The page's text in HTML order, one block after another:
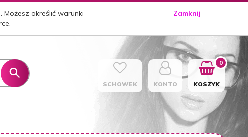
. Możesz określić warunki
Zamknij
SCHOWEK KONTO KOSZYK
0